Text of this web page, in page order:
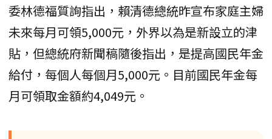
委林德福質詢指出，賴清德總統昨宣布家庭主婦
未來每月可領5,000元，外界以為是新設立的津
貼，但總統府新聞稿隨後指出，是提高國民年金
給付，每個人每個月5,000元。目前國民年金每
月可領取金額約4,049元。